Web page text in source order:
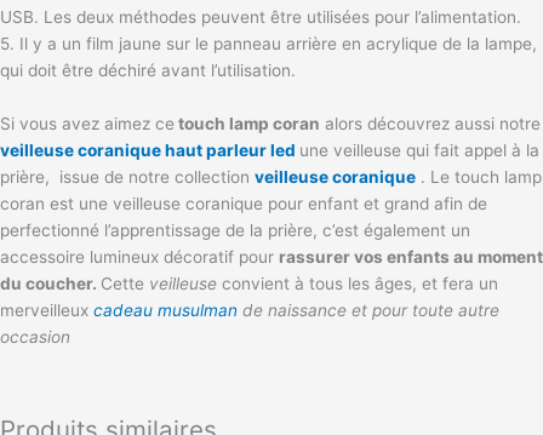
USB. Les deux méthodes peuvent être utilisées pour l’alimentation.
5. Il y a un film jaune sur le panneau arrière en acrylique de la lampe,
qui doit être déchiré avant l’utilisation.
Si vous avez aimez ce touch lamp coran alors découvrez aussi notre
veilleuse coranique haut parleur led une veilleuse qui fait appel à la
prière, issue de notre collection veilleuse coranique . Le touch lamp
coran est une veilleuse coranique pour enfant et grand afin de
perfectionné l’apprentissage de la prière, c’est également un
accessoire lumineux décoratif pour rassurer vos enfants au moment
du coucher. Cette veilleuse convient à tous les âges, et fera un
merveilleux cadeau musulman de naissance et pour toute autre
occasion